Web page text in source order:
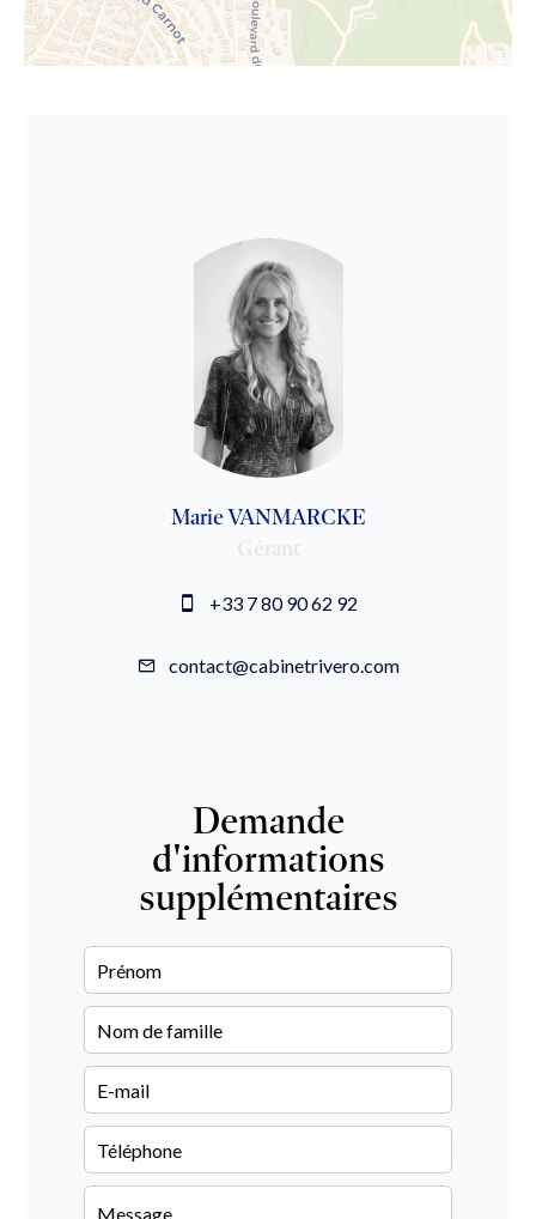
Marie VANMARCKE
+33 7 80 90 62 92
contact@cabinetrivero.com
Demande
d'informations
supplémentaires